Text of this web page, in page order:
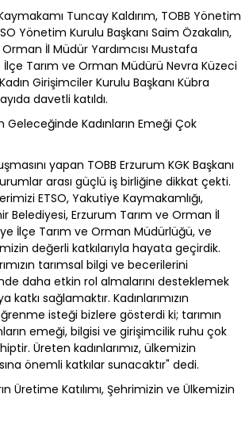
Tuncay Kaldırım, TOBB Yönetim
Yönetim Kurulu Başkanı Saim Özakalın,
İl Müdür Yardımcısı Mustafa
Tarım ve Orman Müdürü Nevra Küzeci
Girişimciler Kurulu Başkanı Kübra
davetli katıldı.
Geleceğinde Kadınların Emeği Çok
yapan TOBB Erzurum KGK Başkanı
arası güçlü iş birliğine dikkat çekti.
ETSO, Yakutiye Kaymakamlığı,
Belediyesi, Erzurum Tarım ve Orman İl
İlçe Tarım ve Orman Müdürlüğü, ve
değerli katkılarıyla hayata geçirdik.
tarımsal bilgi ve becerilerini
daha etkin rol almalarını desteklemek
katkı sağlamaktır. Kadınlarımızın
isteği bizlere gösterdi ki; tarımın
emeği, bilgisi ve girişimcilik ruhu çok
Üreten kadınlarımız, ülkemizin
önemli katkılar sunacaktır" dedi.
Üretime Katılımı, Şehrimizin ve Ülkemizin